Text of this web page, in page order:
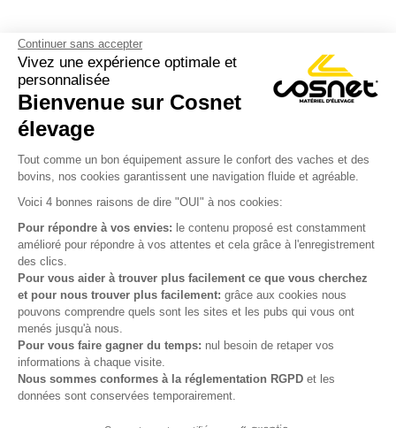
Continuer sans accepter
Vivez une expérience optimale et
personnalisée
Bienvenue sur Cosnet
élevage
Tout comme un bon équipement assure le confort des vaches et des
bovins, nos cookies garantissent une navigation fluide et agréable.
Voici 4 bonnes raisons de dire "OUI" à nos cookies:
Pour répondre à vos envies: le contenu proposé est constamment
amélioré pour répondre à vos attentes et cela grâce à l'enregistrement
des clics.
Pour vous aider à trouver plus facilement ce que vous cherchez
et pour nous trouver plus facilement: grâce aux cookies nous
pouvons comprendre quels sont les sites et les pubs qui vous ont
menés jusqu'à nous.
Pour vous faire gagner du temps: nul besoin de retaper vos
informations à chaque visite.
Nous sommes conformes à la réglementation RGPD et les
données sont conservées temporairement.
Produits
Notre société
Votre compte
Informations